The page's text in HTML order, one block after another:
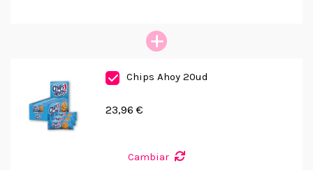
Chips Ahoy 20ud
23,96 €
Cambiar